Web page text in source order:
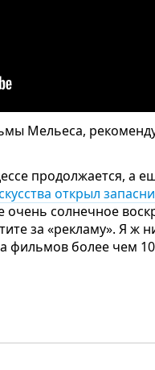
Мельеса,
продолжается, а
открыл
очень солнечное
за «рекламу». Я ж
фильмов более чем